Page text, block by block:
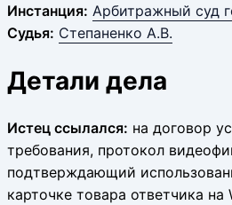
Инстанция: Арбитражный суд
Судья: Степаненко А.В.
Детали дела
Истец ссылался: на договор
требования, протокол
подтверждающий
карточке товара ответчика на